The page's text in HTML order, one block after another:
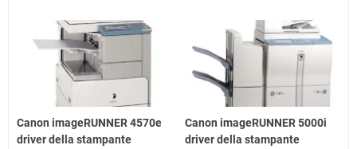
Canon imageRUNNER 4570e
driver della stampante
Canon imageRUNNER 5000i
driver della stampante